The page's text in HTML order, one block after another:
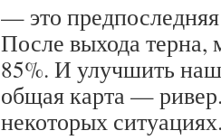
— это
После выхода терна,
85%. И улучшить
общая карта —
некоторых